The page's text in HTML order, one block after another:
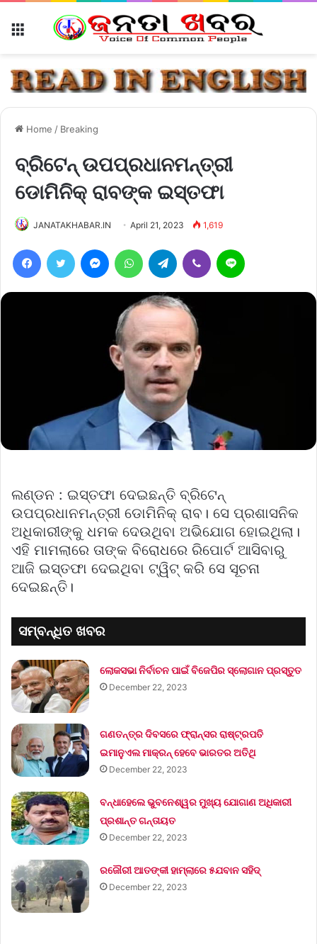
Home / Breaking
ବ୍ରିଟେନ୍ ଉପପ୍ରଧାନମନ୍ତ୍ରୀ
ଡୋମିନିକ୍ ରାବଙ୍କ ଇସ୍ତଫା
JANATAKHABAR.IN April 21, 2023 1,619
FacebookTwitter MessengerWhatsAppTelegram Viber
ଲଣ୍ଡନ : ଇସ୍ତଫା ଦେଇଛନ୍ତି ବ୍ରିଟେନ୍
ଉପପ୍ରଧାନମନ୍ତ୍ରୀ ଡୋମିନିକ୍ ରାବ। ସେ ପ୍ରଶାସନିକ
ଅଧିକାରୀଙ୍କୁ ଧମକ ଦେଉଥିବା ଅଭିଯୋଗ ହୋଇଥିଲା।
ଏହି ମାମଲାରେ ତାଙ୍କ ବିରୋଧରେ ରିପୋର୍ଟ ଆସିବାରୁ
ଆଜି ଇସ୍ତଫା ଦେଇଥିବା ଟ୍ୱିଟ୍ କରି ସେ ସୂଚନା
ଦେଇଛନ୍ତି।
ସମ୍ବନ୍ଧିତ ଖବର
ଲୋକସଭା ନିର୍ବାଚନ ପାଇଁ ବିଜେପିର ସ୍ଲୋଗାନ ପ୍ରସ୍ତୁତ
December 22, 2023
ଗଣତନ୍ତ୍ର ଦିବସରେ ଫ୍ରାନ୍ସର ରାଷ୍ଟ୍ରପତି
ଇମାନୁଏଲ ମାକ୍ରନ୍‌ ହେବେ ଭାରତର ଅତିଥି
December 22, 2023
ବନ୍ଧାହେଲେ ଭୁବନେଶ୍ୱର ମୁଖ୍ୟ ଯୋଗାଣ ଅଧିକାରୀ
ପ୍ରଶାନ୍ତ ଗନ୍ତାୟତ
December 22, 2023
ରଜୌରୀ ଆତଙ୍କୀ ହାମ୍‌ଲାରେ ୫ଯବାନ ସହିଦ୍
December 22, 2023